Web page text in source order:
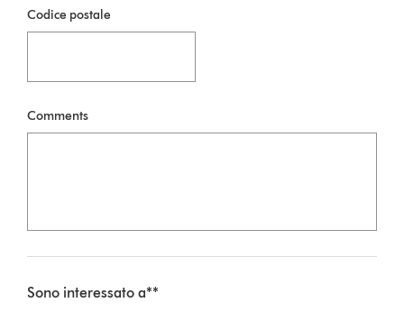
Codice postale
Comments
Sono interessato a**